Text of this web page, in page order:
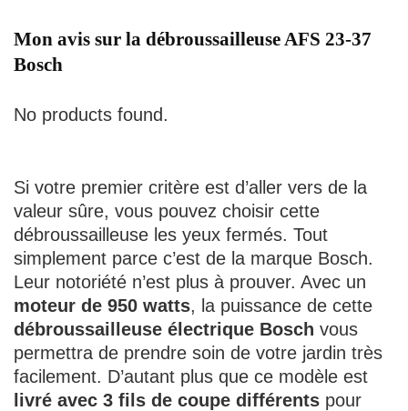
Mon avis sur la débroussailleuse AFS 23-37
Bosch
No products found.
Si votre premier critère est d’aller vers de la
valeur sûre, vous pouvez choisir cette
débroussailleuse les yeux fermés. Tout
simplement parce c’est de la marque Bosch.
Leur notoriété n’est plus à prouver. Avec un
moteur de 950 watts, la puissance de cette
débroussailleuse électrique Bosch vous
permettra de prendre soin de votre jardin très
facilement. D’autant plus que ce modèle est
livré avec 3 fils de coupe différents pour